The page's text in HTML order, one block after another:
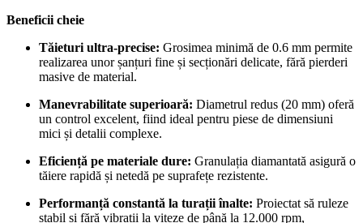
Beneficii cheie
Tăieturi ultra-precise: Grosimea minimă de 0.6 mm permite
realizarea unor șanțuri fine și secționări delicate, fără pierderi
masive de material.
Manevrabilitate superioară: Diametrul redus (20 mm) oferă
un control excelent, fiind ideal pentru piese de dimensiuni
mici și detalii complexe.
Eficiență pe materiale dure: Granulația diamantată asigură o
tăiere rapidă și netedă pe suprafețe rezistente.
Performanță constantă la turații înalte: Proiectat să ruleze
stabil și fără vibrații la viteze de până la 12.000 rpm,